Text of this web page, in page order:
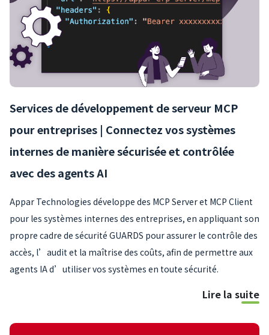
Services de développement de serveur MCP
pour entreprises | Connectez vos systèmes
internes de manière sécurisée et contrôlée
avec des agents AI
Appar Technologies développe des MCP Server et MCP Client
pour les systèmes internes des entreprises, en appliquant son
propre cadre de sécurité GUARDS pour assurer le contrôle des
accès, l’audit et la maîtrise des coûts, afin de permettre aux
agents IA d’utiliser vos systèmes en toute sécurité.
Lire la suite